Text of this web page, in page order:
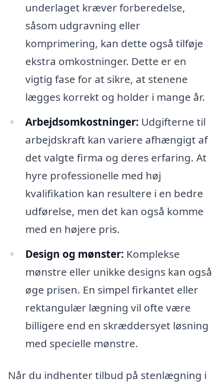
underlaget kræver forberedelse,
såsom udgravning eller
komprimering, kan dette også tilføje
ekstra omkostninger. Dette er en
vigtig fase for at sikre, at stenene
lægges korrekt og holder i mange år.
Arbejdsomkostninger: Udgifterne til
arbejdskraft kan variere afhængigt af
det valgte firma og deres erfaring. At
hyre professionelle med høj
kvalifikation kan resultere i en bedre
udførelse, men det kan også komme
med en højere pris.
Design og mønster: Komplekse
mønstre eller unikke designs kan også
øge prisen. En simpel firkantet eller
rektangulær lægning vil ofte være
billigere end en skræddersyet løsning
med specielle mønstre.
Når du indhenter tilbud på stenlægning i